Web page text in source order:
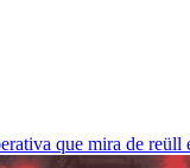
que mira de reüll